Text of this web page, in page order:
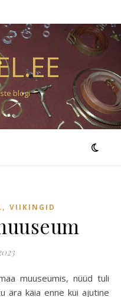
blogi
, VIIKINGID
ära käia enne kui ajutine